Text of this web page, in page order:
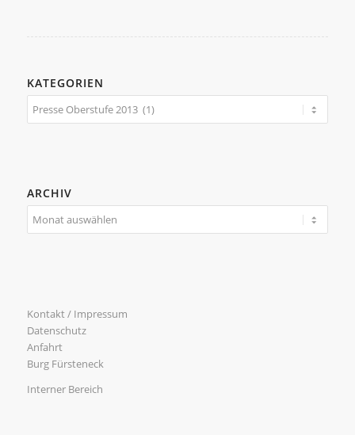
KATEGORIEN
Kategorien
ARCHIV
Kontakt / Impressum
Datenschutz
Anfahrt
Burg Fürsteneck
Interner Bereich